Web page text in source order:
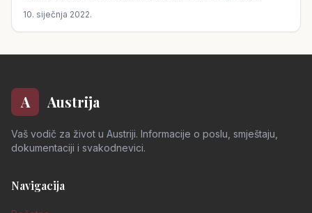
10. siječnja 2022.
A Austrija
Vaš vodič za život u Austriji. Informacije o poslu, smještaju,
dokumentaciji i svakodnevici.
Navigacija